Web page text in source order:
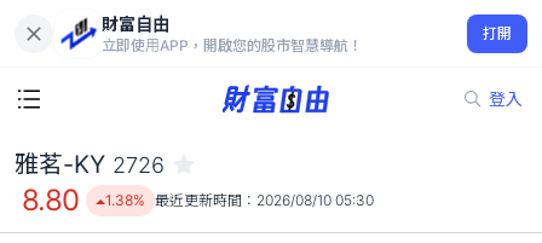
財富自由
立即使用APP，開啟您的股市智慧導航！
打開
登入
8.80
1.38%
雅茗-KY 2726
8.80 1.38% 最近更新時間： 2026/08/10 05:30